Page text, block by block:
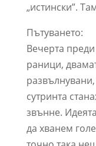
„истински”.
Пътуването:
Вечерта
раници,
сутринта
звънне.
да хванем